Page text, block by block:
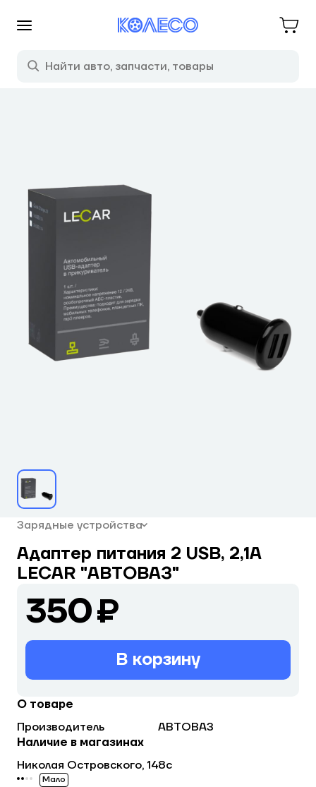
Зарядные устройства
Адаптер питания 2 USB, 2,1А
LECAR "АВТОВАЗ"
350 ₽
В корзину
О товаре
Производитель
АВТОВАЗ
Наличие в магазинах
Николая Островского, 148с
Мало